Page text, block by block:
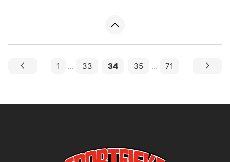
1 ... 33 34 35 ... 71